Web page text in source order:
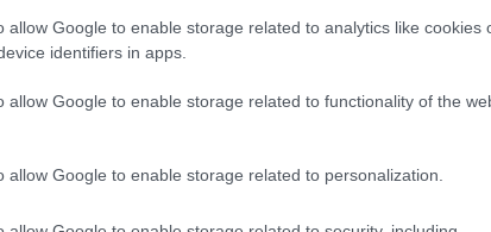
allow Google to enable storage related to analytics like cookies
identifiers in apps.
allow Google to enable storage related to functionality of the
allow Google to enable storage related to personalization.